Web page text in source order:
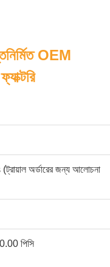
OEM
অর্ডারের জন্য আলোচনা
পিসি